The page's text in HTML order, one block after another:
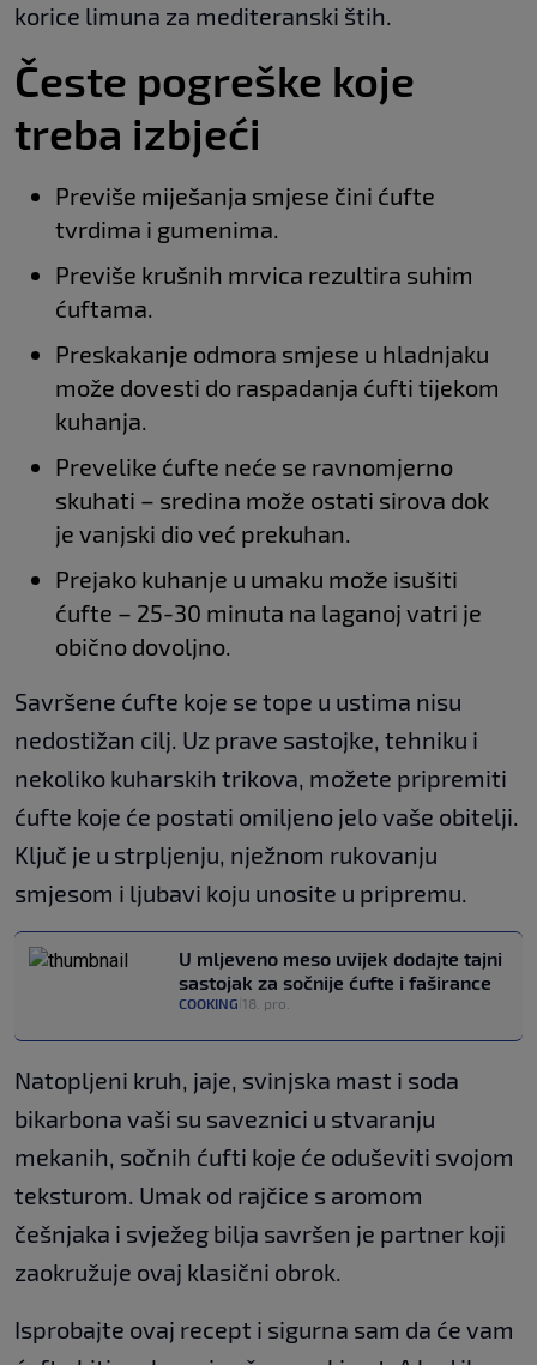
korice limuna za mediteranski štih.
Česte pogreške koje
treba izbjeći
Previše miješanja smjese čini ćufte
tvrdima i gumenima.
Previše krušnih mrvica rezultira suhim
ćuftama.
Preskakanje odmora smjese u hladnjaku
može dovesti do raspadanja ćufti tijekom
kuhanja.
Prevelike ćufte neće se ravnomjerno
skuhati – sredina može ostati sirova dok
je vanjski dio već prekuhan.
Prejako kuhanje u umaku može isušiti
ćufte – 25-30 minuta na laganoj vatri je
obično dovoljno.
Savršene ćufte koje se tope u ustima nisu
nedostižan cilj. Uz prave sastojke, tehniku i
nekoliko kuharskih trikova, možete pripremiti
ćufte koje će postati omiljeno jelo vaše obitelji.
Ključ je u strpljenju, nježnom rukovanju
smjesom i ljubavi koju unosite u pripremu.
U mljeveno meso uvijek dodajte tajni
sastojak za sočnije ćufte i faširance
COOKING 18. pro.
Natopljeni kruh, jaje, svinjska mast i soda
bikarbona vaši su saveznici u stvaranju
mekanih, sočnih ćufti koje će oduševiti svojom
teksturom. Umak od rajčice s aromom
češnjaka i svježeg bilja savršen je partner koji
zaokružuje ovaj klasični obrok.
Isprobajte ovaj recept i sigurna sam da će vam